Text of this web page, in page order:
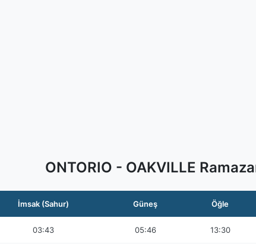
ONTORIO - OAKVILLE
İmsak (Sahur) Güneş Öğle
03:43 05:46 13:30